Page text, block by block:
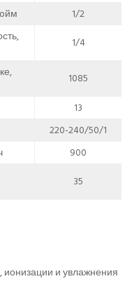
1/2
1/4
1085
13
220-240/50/1
900
35
и увлажнения